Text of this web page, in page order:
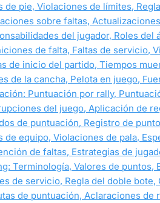
de pie, Violaciones de límites,
sobre faltas,
del jugador, Roles
de falta, Faltas de servicio,
de inicio del partido, Tiempos
de la cancha, Pelota en juego,
Puntuación por rally,
del juego, Aplicación de
de puntuación, Registro de
de equipo, Violaciones de pala,
de faltas, Estrategias de
Terminología, Valores de puntos,
de servicio, Regla del doble
de puntuación, Aclaraciones de